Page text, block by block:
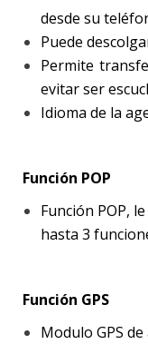
desde su
Puede
Permite
evitar ser
Idioma de la
Función POP
Función POP,
hasta 3
Función GPS
Modulo GPS